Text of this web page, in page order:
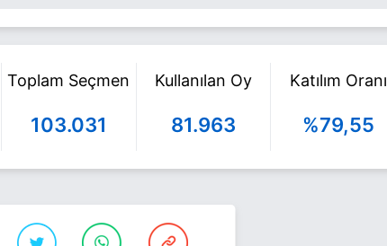
Toplam Seçmen
103.031
Kullanılan Oy
81.963
Katılım Oranı
%79,55